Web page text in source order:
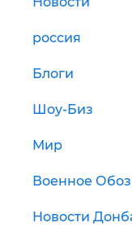
россия
Блоги
Шоу-Биз
Мир
Военное
Новости